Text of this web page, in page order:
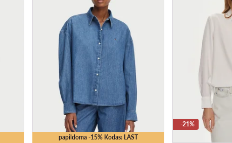
papildoma -15% Kodas: LAST
-21%